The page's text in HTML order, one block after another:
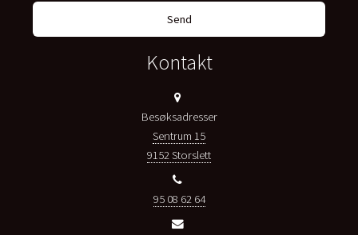
Kontakt
Besøksadresser
Sentrum 15
9152 Storslett
95 08 62 64